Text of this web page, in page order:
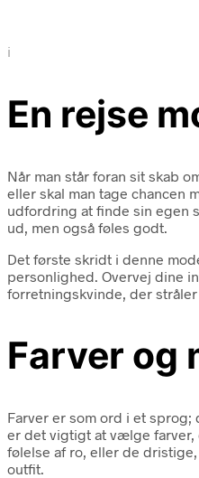
i
En rejse
Når man står foran sit skab
eller skal man tage chancen
udfordring at finde sin egen
ud, men også føles godt.
Det første skridt i denne
personlighed. Overvej dine
forretningskvinde, der
Farver og
Farver er som ord i et
er det vigtigt at vælge farver,
følelse af ro, eller de
outfit.